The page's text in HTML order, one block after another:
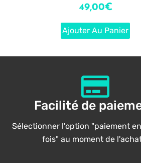
49,00€
Ajouter Au Panier
Facilité de
Sélectionner l'option "paiement
fois" au moment de